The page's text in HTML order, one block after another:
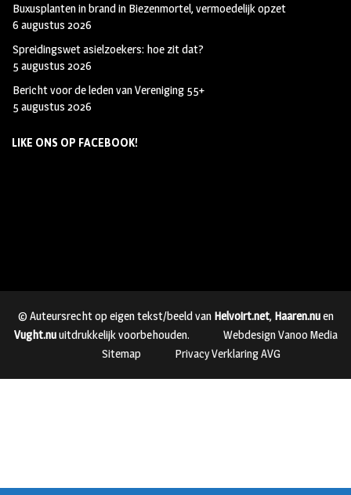
Buxusplanten in brand in Biezenmortel, vermoedelijk opzet
6 augustus 2026
Spreidingswet asielzoekers: hoe zit dat?
5 augustus 2026
Bericht voor de leden van Vereniging 55+
5 augustus 2026
LIKE ONS OP FACEBOOK!
© Auteursrecht op eigen tekst/beeld van Helvoirt.net, Haaren.nuen
Vught.nuuitdrukkelijk voorbehouden.
Webdesign Vanoo Media
Sitemap
Privacy Verklaring AVG